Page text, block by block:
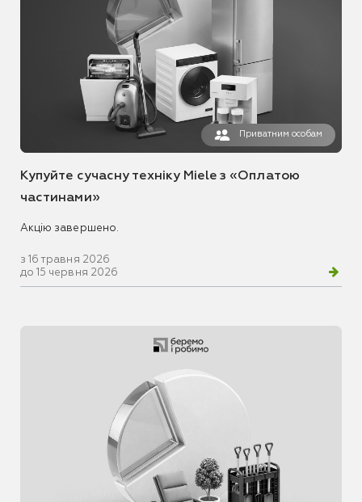
Приватним особам
Купуйте сучасну техніку Miele з «Оплатою
частинами»
Акцію завершено.
з 16 травня 2026
до 15 червня 2026